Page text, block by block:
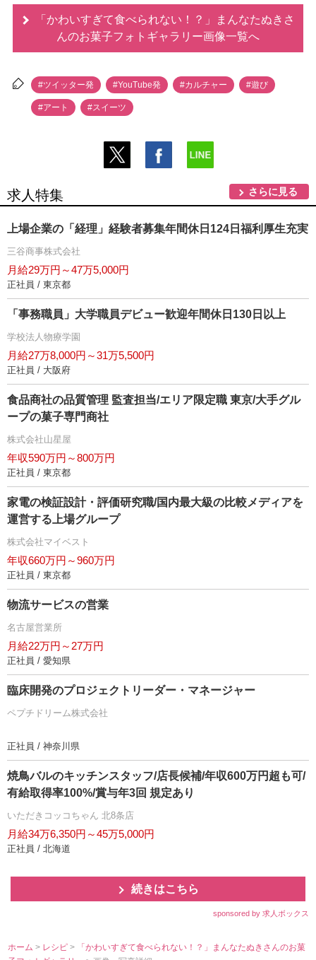
「かわいすぎて食べられない！？」まんなたぬきさ
んのお菓子フォトギャラリー画像一覧へ
#ツイッター発 #YouTube発 #カルチャー #遊び
#アート #スイーツ
求人特集 さらに見る
上場企業の「経理」経験者募集年間休日124日福利厚生充実
三谷商事株式会社
月給29万円～47万5,000円
正社員 / 東京都
「事務職員」大学職員デビュー歓迎年間休日130日以上
学校法人物療学園
月給27万8,000円～31万5,500円
正社員 / 大阪府
食品商社の品質管理 監査担当/エリア限定職 東京/大手グル
ープの菓子専門商社
株式会社山星屋
年収590万円～800万円
正社員 / 東京都
家電の検証設計・評価研究職/国内最大級の比較メディアを
運営する上場グループ
株式会社マイベスト
年収660万円～960万円
正社員 / 東京都
物流サービスの営業
名古屋営業所
月給22万円～27万円
正社員 / 愛知県
臨床開発のプロジェクトリーダー・マネージャー
ペプチドリーム株式会社
正社員 / 神奈川県
焼鳥バルのキッチンスタッフ/店長候補/年収600万円超も可/
有給取得率100%/賞与年3回 規定あり
いただきコッコちゃん 北8条店
月給34万6,350円～45万5,000円
正社員 / 北海道
続きはこちら
sponsored by 求人ボックス
ホーム > レシピ>
「かわいすぎて食べられない！？」まんなたぬきさんのお菓